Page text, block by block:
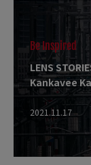
Be Inspired
LENS
Kankavee
2021.11.17